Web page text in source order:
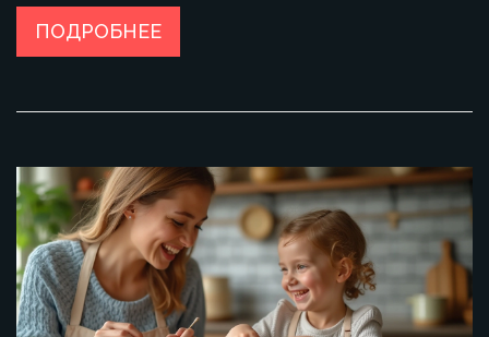
вопросы о том, какие компоненты следует избегать и на
что обращать внимание при выборе детских десертов.
ПОДРОБНЕЕ